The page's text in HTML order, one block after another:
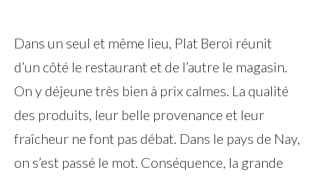
Dans un seul et même lieu, Plat Beroì réunit
d’un côté le restaurant et de l’autre le magasin.
On y déjeune très bien à prix calmes. La qualité
des produits, leur belle provenance et leur
fraîcheur ne font pas débat. Dans le pays de Nay,
on s’est passé le mot. Conséquence, la grande